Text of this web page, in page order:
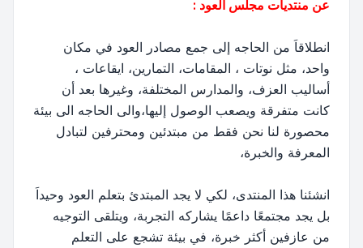
عن منتديات مجلس العود :
انطلاقاَ من الحاجه إلى جمع مصادر العود في مكان
واحد، مثل نوتات ، المقامات، التمارين، ايقاعات ،
أساليب العزف، والمدارس المختلفة، وغيرها بعد أن
كانت متفرقة ويصعب الوصول إليها،والى الحاجه الى بيئة
محصورة لنا نحن فقط من مبتدئين ومحترفين لتبادل
المعرفة والخبرة،
انشئنا هذا المنتدى، لكي لا يجد المبتدئ بتعلم العود وحيداَ
بل يجد مجتمعًا داعمًا يشاركه التجربة، ويتلقى التوجيه
من عازفين أكثر خبرة، في بيئة تشجع على التعلم